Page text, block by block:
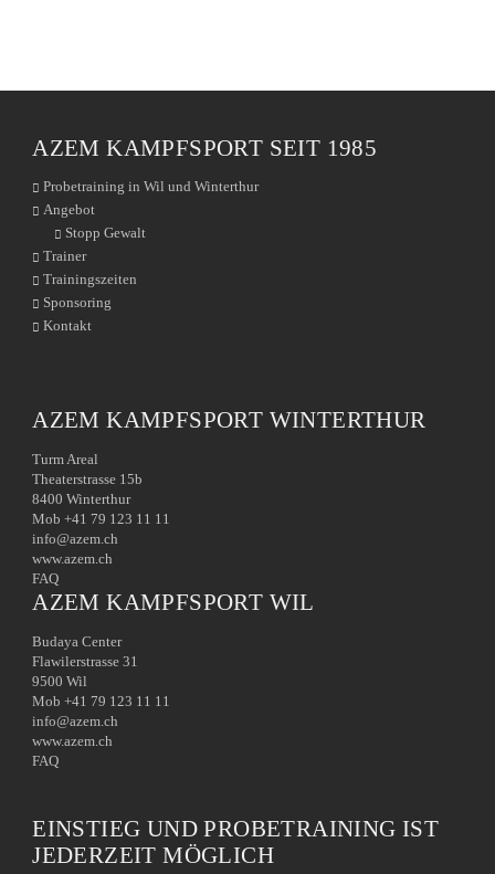
AZEM KAMPFSPORT SEIT 1985
Probetraining in Wil und Winterthur
Angebot
Stopp Gewalt
Trainer
Trainingszeiten
Sponsoring
Kontakt
AZEM KAMPFSPORT WINTERTHUR
Turm Areal
Theaterstrasse 15b
8400 Winterthur
Mob +41 79 123 11 11
info@azem.ch
www.azem.ch
FAQ
AZEM KAMPFSPORT WIL
Budaya Center
Flawilerstrasse 31
9500 Wil
Mob +41 79 123 11 11
info@azem.ch
www.azem.ch
FAQ
EINSTIEG UND PROBETRAINING IST
JEDERZEIT MÖGLICH